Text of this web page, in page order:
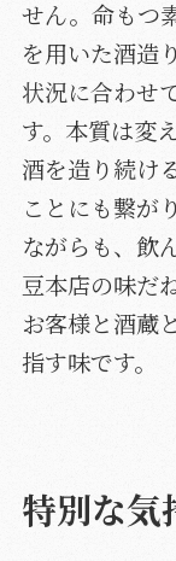
せん。命もつ
を用いた酒造
状況に合わせ
す。本質は変
酒を造り続け
ことにも繋が
ながらも、飲
豆本店の味だ
お客様と酒蔵
指す味です。
特別な気